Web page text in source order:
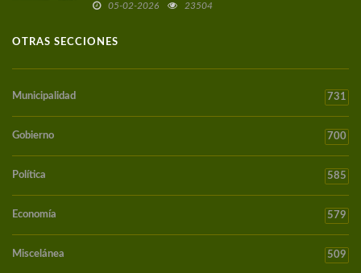
05-02-2026 23504
OTRAS SECCIONES
Municipalidad 731
Gobierno 700
Política 585
Economía 579
Miscelánea 509